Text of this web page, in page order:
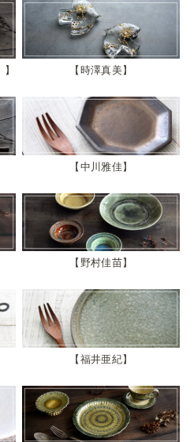
時澤真美
中川雅佳
野村佳苗
福井亜紀